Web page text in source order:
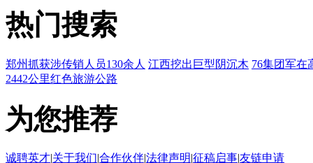
热门搜索
郑州抓获涉传销人员130余人 江西挖出巨型阴沉木 76集团军在
2442公里红色旅游公路
为您推荐
诚聘英才|关于我们|合作伙伴|法律声明|征稿启事|友链申请